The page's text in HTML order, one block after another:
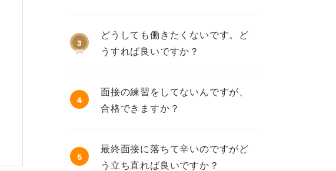
3
どうしても働きたくないです。ど
うすれば良いですか？
4
面接の練習をしてないんですが、
合格できますか？
5
最終面接に落ちて辛いのですがど
う立ち直れば良いですか？